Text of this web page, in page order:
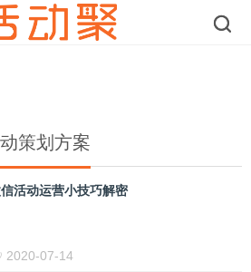
策划方案
活动运营小技巧解密
2020-07-14